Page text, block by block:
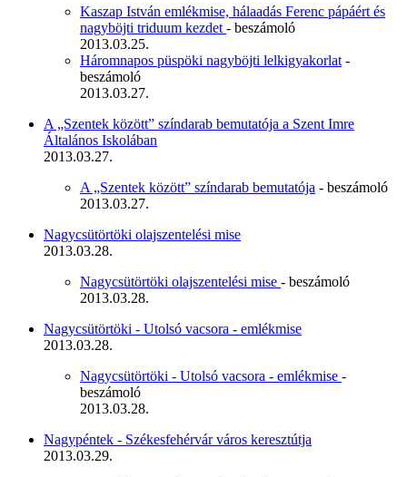
Kaszap István emlékmise, hálaadás Ferenc pápáért és
nagyböjti triduum kezdet - beszámoló
2013.03.25.
Háromnapos püspöki nagyböjti lelkigyakorlat -
beszámoló
2013.03.27.
A „Szentek között” színdarab bemutatója a Szent Imre
Általános Iskolában
2013.03.27.
A „Szentek között” színdarab bemutatója - beszámoló
2013.03.27.
Nagycsütörtöki olajszentelési mise
2013.03.28.
Nagycsütörtöki olajszentelési mise - beszámoló
2013.03.28.
Nagycsütörtöki - Utolsó vacsora - emlékmise
2013.03.28.
Nagycsütörtöki - Utolsó vacsora - emlékmise -
beszámoló
2013.03.28.
Nagypéntek - Székesfehérvár város keresztútja
2013.03.29.